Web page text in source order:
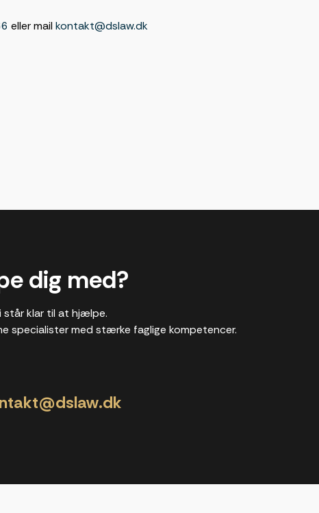
eller mailkontakt@dslaw.dk
dig med?
står klar til at hjælpe.
specialister med stærke faglige kompetencer.